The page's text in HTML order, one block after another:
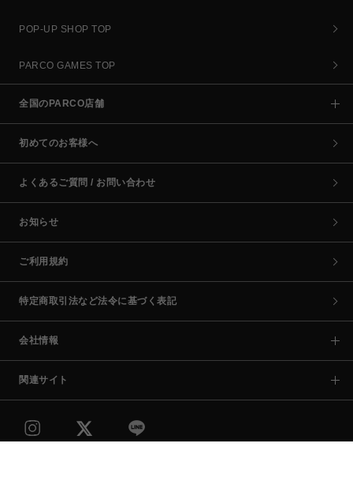
POP-UP SHOP TOP
PARCO GAMES TOP
全国のPARCO店舗
初めてのお客様へ
よくあるご質問 / お問い合わせ
お知らせ
ご利用規約
特定商取引法など法令に基づく表記
会社情報
関連サイト